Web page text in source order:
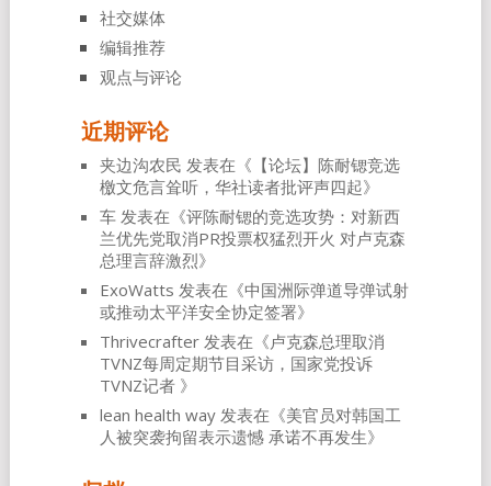
社交媒体
编辑推荐
观点与评论
近期评论
夹边沟农民 发表在《 【论坛】陈耐锶竞选
檄文危言耸听，华社读者批评声四起》
车发表在《评陈耐锶的竞选攻势：对新西
兰优先党取消PR投票权猛烈开火 对卢克森
总理言辞激烈》
ExoWatts 发表在《中国洲际弹道导弹试射
或推动太平洋安全协定签署》
Thrivecrafter发表在《卢克森总理取消
TVNZ每周定期节目采访，国家党投诉
TVNZ记者 》
lean health way发表在《美官员对韩国工
人被突袭拘留表示遗憾 承诺不再发生》